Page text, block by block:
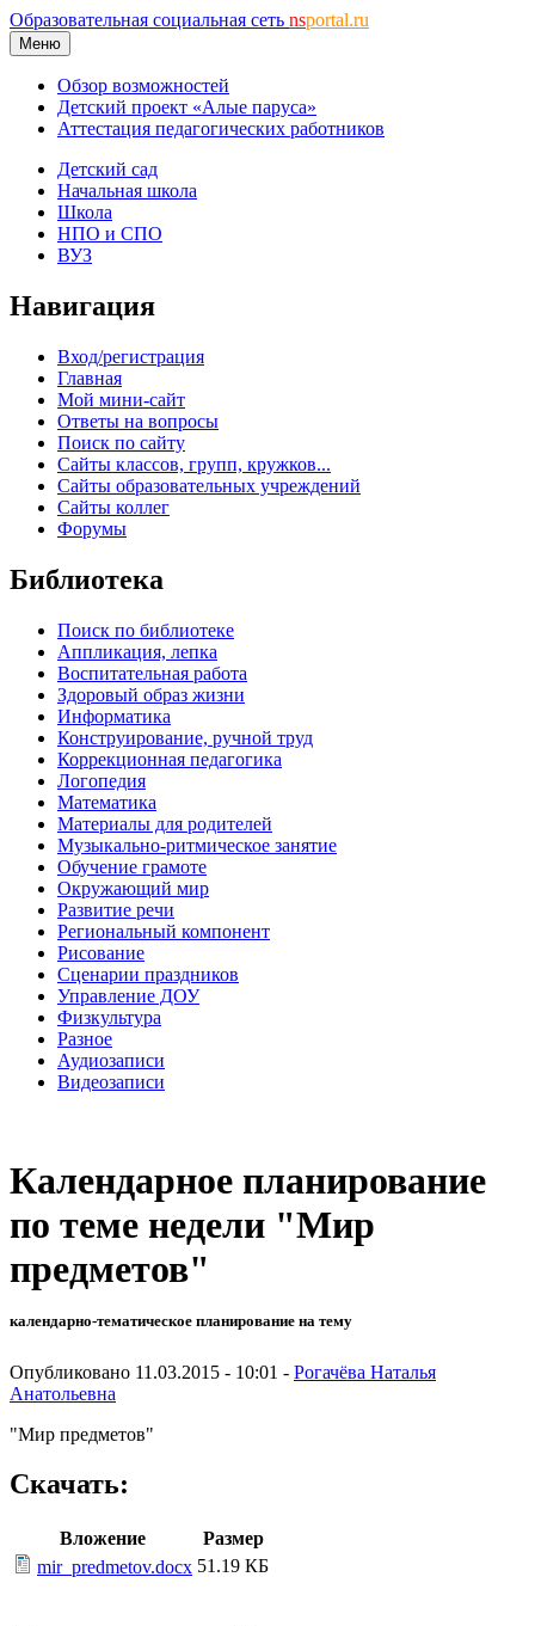
Образовательная социальная сеть nsportal.ru
Меню
Обзор возможностей
Детский проект «Алые паруса»
Аттестация педагогических работников
Детский сад
Начальная школа
Школа
НПО и СПО
ВУЗ
Навигация
Вход/регистрация
Главная
Мой мини-сайт
Ответы на вопросы
Поиск по сайту
Сайты классов, групп, кружков...
Сайты образовательных учреждений
Сайты коллег
Форумы
Библиотека
Поиск по библиотеке
Аппликация, лепка
Воспитательная работа
Здоровый образ жизни
Информатика
Конструирование, ручной труд
Коррекционная педагогика
Логопедия
Математика
Материалы для родителей
Музыкально-ритмическое занятие
Обучение грамоте
Окружающий мир
Развитие речи
Региональный компонент
Рисование
Сценарии праздников
Управление ДОУ
Физкультура
Разное
Аудиозаписи
Видеозаписи
Календарное планирование
по теме недели "Мир
предметов"
календарно-тематическое планирование на тему
Опубликовано 11.03.2015 - 10:01 - Рогачёва Наталья
Анатольевна
"Мир предметов"
Скачать:
Вложение
Размер
mir_predmetov.docx 51.19 КБ